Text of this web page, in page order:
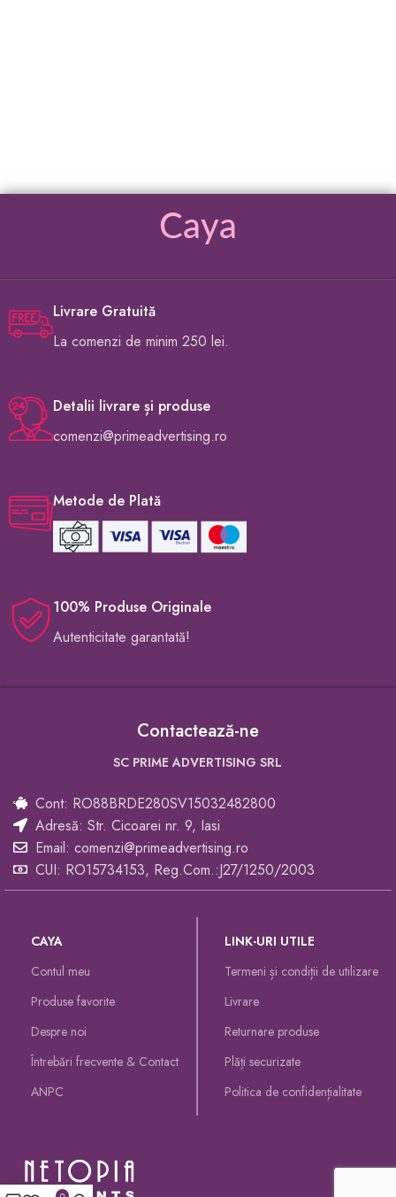
Caya
Livrare Gratuită
La comenzi de minim 250 lei.
Detalii livrare și produse
comenzi@primeadvertising.ro
Metode de Plată
100% Produse Originale
Autenticitate garantată!
Contactează-ne
SC PRIME ADVERTISING SRL
Cont: RO88BRDE280SV15032482800
Adresă: Str. Cicoarei nr. 9, Iasi
Email: comenzi@primeadvertising.ro
CUI: RO15734153, Reg.Com.:J27/1250/2003
CAYA
Contul meu
Produse favorite
Despre noi
Întrebări frecvente & Contact
ANPC
LINK-URI UTILE
Termeni și condiții de utilizare
Livrare
Returnare produse
Plăți securizate
Politica de confidențialitate